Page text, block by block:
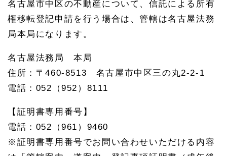
口座
1.
2
信託
託専
用口
1.
名古
屋市
中区
名古屋市中区の不動産について、信託による所有
権移転登記申請を行う場合は、管轄は名古屋法務
局本局になります。
名古屋法務局 本局
住所：〒460-8513 名古屋市中区三の丸2-2-1
電話：052（952）8111
【証明書専用番号】
電話：052（961）9460
※証明書専用番号でお問い合わせいただける内容